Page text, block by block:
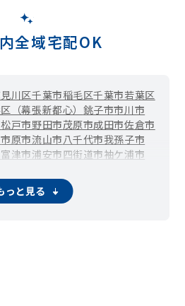
全域宅配OK
川区千葉市稲毛区千葉市若葉区
（幕張新都心） 銚子市市川市
松戸市野田市茂原市成田市佐倉市
市原市流山市 八千代市我孫子市
富津市浦安市四街道市袖ケ浦市
井町栄町神崎町
町一宮町 睦沢町
っと見る